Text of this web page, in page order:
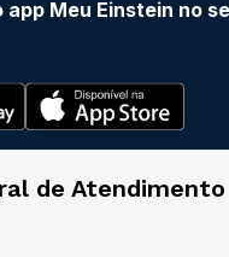
app Meu Einstein no
de Atendimento